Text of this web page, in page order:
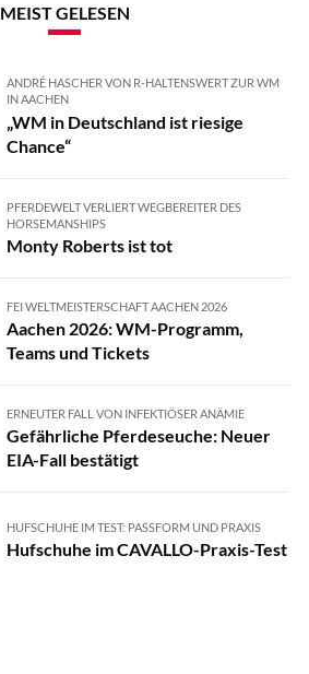
MEIST GELESEN
ANDRÉ HASCHER VON R-HALTENSWERT ZUR WM
IN AACHEN
„WM in Deutschland ist riesige
Chance“
PFERDEWELT VERLIERT WEGBEREITER DES
HORSEMANSHIPS
Monty Roberts ist tot
FEI WELTMEISTERSCHAFT AACHEN 2026
Aachen 2026: WM-Programm,
Teams und Tickets
ERNEUTER FALL VON INFEKTIÖSER ANÄMIE
Gefährliche Pferdeseuche: Neuer
EIA-Fall bestätigt
HUFSCHUHE IM TEST: PASSFORM UND PRAXIS
Hufschuhe im CAVALLO-Praxis-Test